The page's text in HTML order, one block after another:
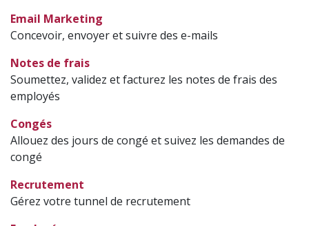
Email Marketing
Concevoir, envoyer et suivre des e-mails
Notes de frais
Soumettez, validez et facturez les notes de frais des
employés
Congés
Allouez des jours de congé et suivez les demandes de
congé
Recrutement
Gérez votre tunnel de recrutement